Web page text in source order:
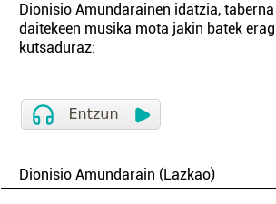
Dionisio Amundarainen idatzia,
daitekeen musika mota jakin batek
kutsaduraz:
Dionisio Amundarain (Lazkao)